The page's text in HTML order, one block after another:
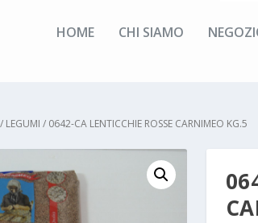
HOME CHI SIAMO
/ LEGUMI / 0642-CA LENTICCHIE ROSSE CARNIMEO KG.5